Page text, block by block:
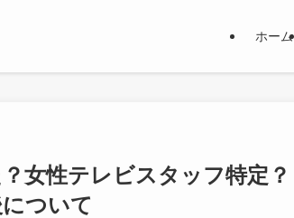
ホーム
女性テレビスタッフ特定？
ついて